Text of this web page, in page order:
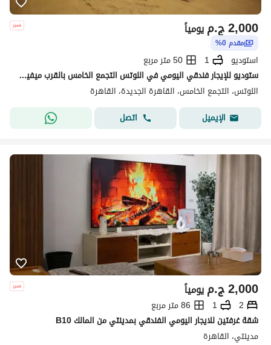
ج.م2,000 يومياً
مقدم 0%
استوديو 1
50 متر مربع
ستوديو للإيجار فندقي اليومي في اللوتس التجمع الخامس بالقرب ميفيدا وسوديك
اللوتس، التجمع الخامس، القاهرة الجديدة، القاهرة
الإيميل
اتصل
ج.م2,000 يومياً
2
1
86 متر مربع
شقة غرفتين للايجار اليومي الفندقي بمدينتي من المالك B10
مدينتي، القاهرة